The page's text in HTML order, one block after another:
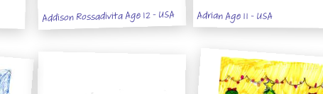
Addison Rossadivita Age 12 - USA Adrian Age 11 - USA